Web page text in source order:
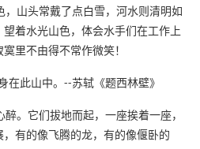
山头常戴了点白雪，河水则清明如
着水光山色，体会水手们在工作上
里不由得不常作微笑！
在此山中。--苏轼《题西林壁》
。它们拔地而起，一座挨着一座，
有的像飞腾的龙，有的像偃卧的